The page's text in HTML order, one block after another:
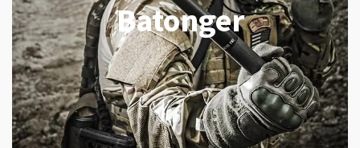
Batonger